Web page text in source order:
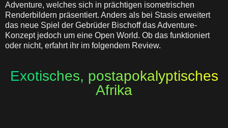
Adventure, welches sich in prächtigen isometrischen
Renderbildern präsentiert. Anders als bei Stasis erweitert
das neue Spiel der Gebrüder Bischoff das Adventure-
Konzept jedoch um eine Open World. Ob das funktioniert
oder nicht, erfahrt ihr im folgendem Review.
Exotisches, postapokalyptisches
Afrika